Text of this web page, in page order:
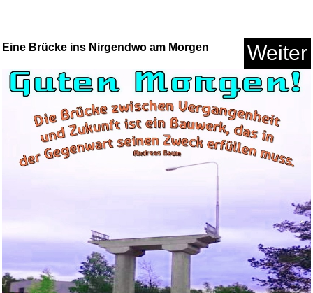
Anzeige
MERGEGAMES Medieval
Dynasty...
Eine Brücke ins Nirgendwo am Morgen Weiter